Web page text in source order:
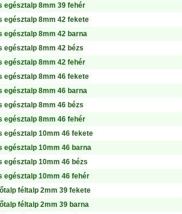
egésztalp 8mm 39 fehér
egésztalp 8mm 42 fekete
egésztalp 8mm 42 barna
egésztalp 8mm 42 bézs
egésztalp 8mm 42 fehér
egésztalp 8mm 46 fekete
egésztalp 8mm 46 barna
egésztalp 8mm 46 bézs
egésztalp 8mm 46 fehér
egésztalp 10mm 46 fekete
egésztalp 10mm 46 barna
egésztalp 10mm 46 bézs
egésztalp 10mm 46 fehér
féltalp 2mm 39 fekete
féltalp 2mm 39 barna